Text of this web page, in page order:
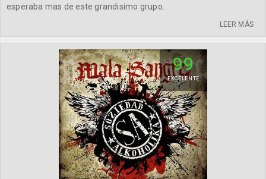
esperaba mas de este grandisimo grupo.
LEER MÁS
99
EXCELENTE